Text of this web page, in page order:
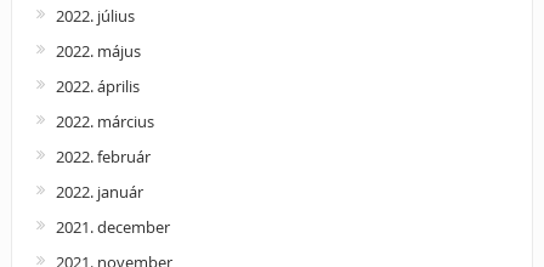
2022. július
2022. május
2022. április
2022. március
2022. február
2022. január
2021. december
2021. november